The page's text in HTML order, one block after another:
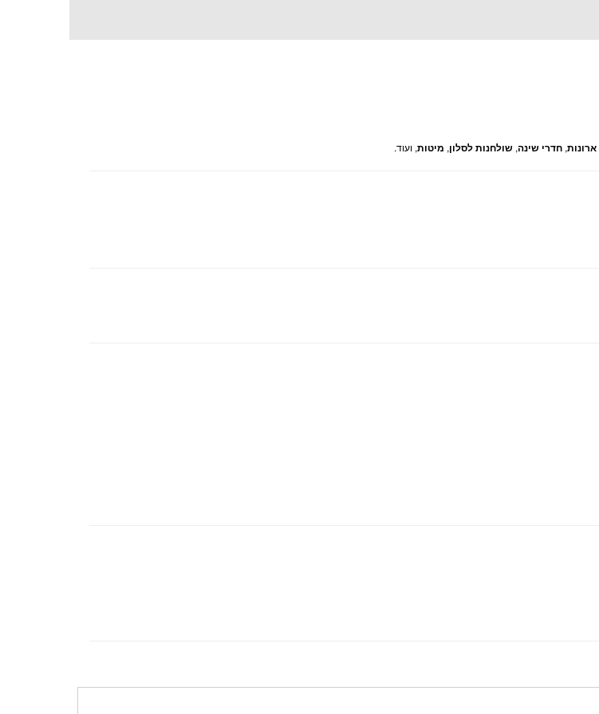
ארונות, חדרי שינה, שולחנות לסלון, מיטות, ועוד.